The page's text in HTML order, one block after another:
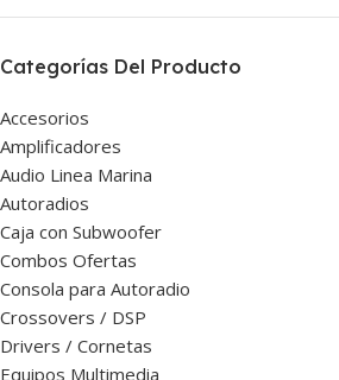
Categorías Del Producto
Accesorios
Amplificadores
Audio Linea Marina
Autoradios
Caja con Subwoofer
Combos Ofertas
Consola para Autoradio
Crossovers / DSP
Drivers / Cornetas
Equipos Multimedia